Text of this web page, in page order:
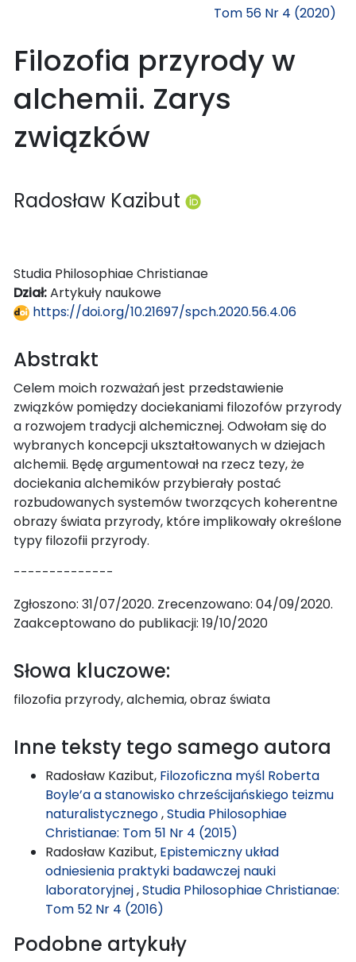
Tom 56 Nr 4 (2020)
Filozofia przyrody w
alchemii. Zarys
związków
Radosław Kazibut
Studia Philosophiae Christianae
Dział:Artykuły naukowe
https://doi.org/10.21697/spch.2020.56.4.06
Abstrakt
Celem moich rozważań jest przedstawienie
związków pomiędzy dociekaniami filozofów przyrody
a rozwojem tradycji alchemicznej. Odwołam się do
wybranych koncepcji ukształtowanych w dziejach
alchemii. Będę argumentował na rzecz tezy, że
dociekania alchemików przybierały postać
rozbudowanych systemów tworzących koherentne
obrazy świata przyrody, które implikowały określone
typy filozofii przyrody.
--------------
Zgłoszono: 31/07/2020. Zrecenzowano: 04/09/2020.
Zaakceptowano do publikacji: 19/10/2020
Słowa kluczowe:
filozofia przyrody, alchemia, obraz świata
Inne teksty tego samego autora
Radosław Kazibut, Filozoficzna myśl Roberta
Boyle’a a stanowisko chrześcijańskiego teizmu
naturalistycznego,Studia Philosophiae
Christianae: Tom 51 Nr 4 (2015)
Radosław Kazibut, Epistemiczny układ
odniesienia praktyki badawczej nauki
laboratoryjnej,Studia Philosophiae Christianae:
Tom 52 Nr 4 (2016)
Podobne artykuły